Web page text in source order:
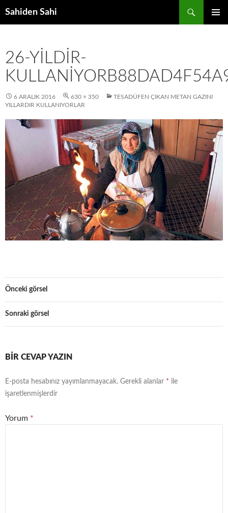
Sahiden Sahi
26-YILDIR-
6 ARALIK 2016 630 × 350
TESADÜFEN ÇIKAN METAN GAZINI
YILLARDIR KULLANIYORLAR
Önceki görsel
Sonraki görsel
BIR CEVAP YAZIN
E-posta hesabınız yayımlanmayacak. Gerekli alanlar * ile
işaretlenmişlerdir
Yorum *